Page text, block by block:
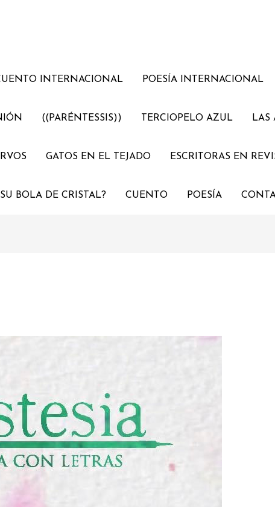
INTERNACIONAL POESÍA INTERNACIONAL
((PARÉNTESSIS)) TERCIOPELO AZUL LAS
GATOS EN EL TEJADO ESCRITORAS EN
BOLA DE CRISTAL? CUENTO POESÍA